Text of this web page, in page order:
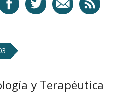
y Terapéutica